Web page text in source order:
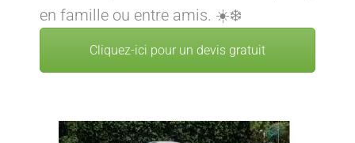
en famille ou entre amis. ☀️❄️
Cliquez-ici pour un devis gratuit